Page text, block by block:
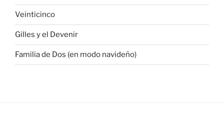
Veinticinco
Gilles y el Devenir
Familia de Dos (en modo navideño)